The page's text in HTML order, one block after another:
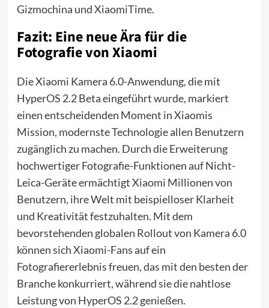
Gizmochina und XiaomiTime.
Fazit: Eine neue Ära für die
Fotografie von Xiaomi
Die Xiaomi Kamera 6.0-Anwendung, die mit
HyperOS 2.2 Beta eingeführt wurde, markiert
einen entscheidenden Moment in Xiaomis
Mission, modernste Technologie allen Benutzern
zugänglich zu machen. Durch die Erweiterung
hochwertiger Fotografie-Funktionen auf Nicht-
Leica-Geräte ermächtigt Xiaomi Millionen von
Benutzern, ihre Welt mit beispielloser Klarheit
und Kreativität festzuhalten. Mit dem
bevorstehenden globalen Rollout von Kamera 6.0
können sich Xiaomi-Fans auf ein
Fotografiererlebnis freuen, das mit den besten der
Branche konkurriert, während sie die nahtlose
Leistung von HyperOS 2.2 genießen.